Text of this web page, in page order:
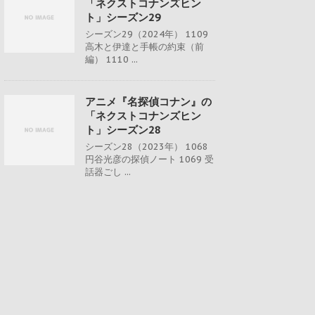
「ネクストコナンズヒン
ト」シーズン29
シーズン29（2024年） 1109
高木と伊達と手帳の約束（前
編） 1110 ...
アニメ『名探偵コナン』の
「ネクストコナンズヒン
ト」シーズン28
シーズン28（2023年） 1068
円谷光彦の探偵ノート 1069 受
話器ごし ...